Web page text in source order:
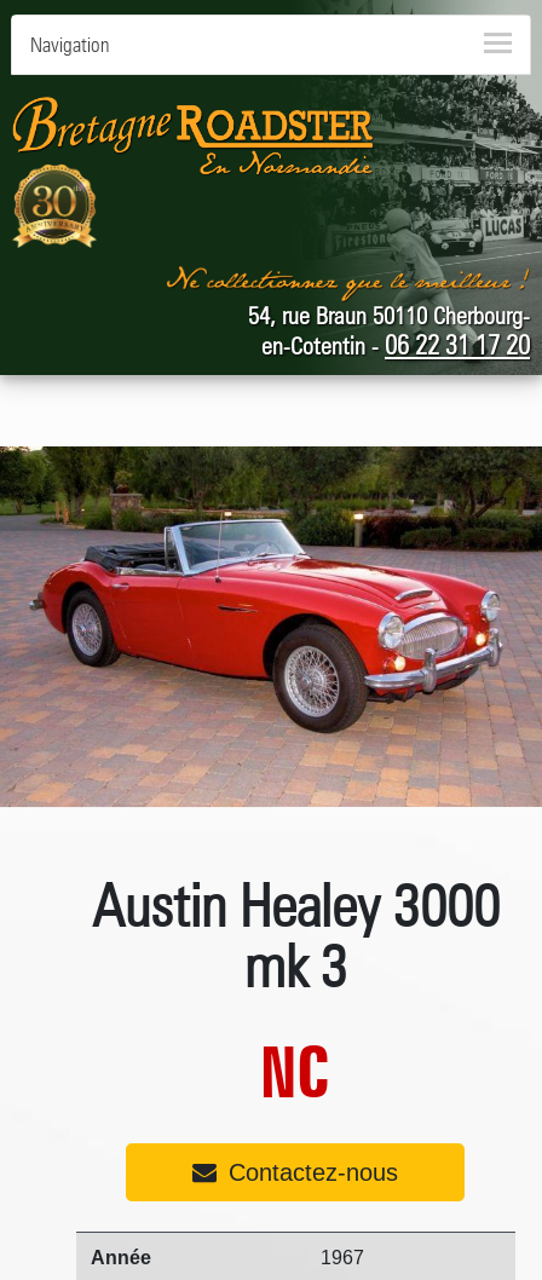
Navigation
54, rue Braun 50110 Cherbourg-
en-Cotentin - 06 22 31 17 20
Austin Healey 3000
mk 3
NC
Contactez-nous
Année 1967